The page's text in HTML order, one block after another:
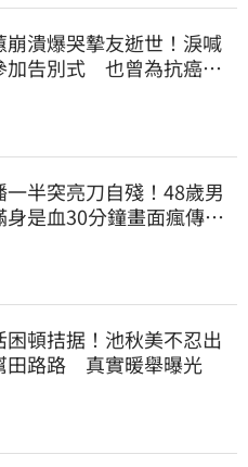
崩潰爆哭摯友逝世！淚喊
加告別式 也曾為抗癌辛
一半突亮刀自殘！48歲男
身是血30分鐘畫面瘋傳
困頓拮据！池秋美不忍出
田路路 真實暖舉曝光